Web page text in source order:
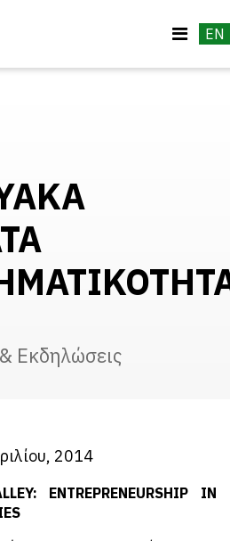
EN
Εκδηλώσεις
2014
ENTREPRENEURSHIP IN